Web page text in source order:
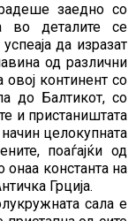
заедно со
во деталите се
да изразат
од различни
континент со
до Балтикот, со
и пристаништата
целокупната
поаѓајќи од
онаа константа на
Грција.
сала е